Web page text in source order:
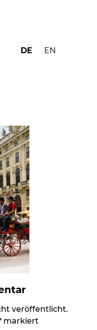
DE EN
veröffentlicht.
markiert